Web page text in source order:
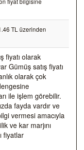
TL üzerinden
fiyatı olarak
Gümüş satış fiyatı
olarak çok
ile işlem görebilir.
fayda vardır ve
vermesi amacıyla
ve kar marjını
fiyatlar